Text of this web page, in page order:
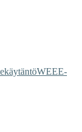
WEEE-